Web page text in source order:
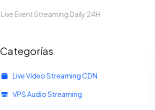
Live Event Streaming Daily 24H
Categorías
Live Video Streaming CDN
VPS Audio Streaming